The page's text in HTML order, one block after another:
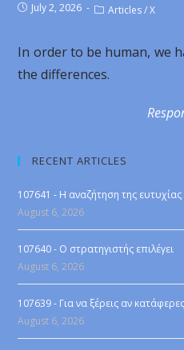
July 2, 2026 Articles / X
In order to be human, we
the differences.
RECENT ARTICLES
107641 - Η αναζήτηση της ευτυχίας
August 6, 2026
107640 - Ο στρατηγιστής επιλέγει
August 6, 2026
107639 - Για να ξέρεις αν κατάφερες
August 6, 2026